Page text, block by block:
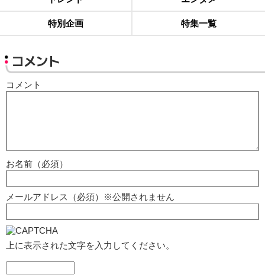
特別企画 特集一覧
コメント
コメント
お名前（必須）
メールアドレス（必須）※公開されません
上に表示された文字を入力してください。